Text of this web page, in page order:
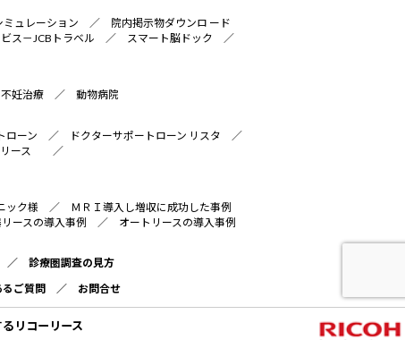
ュレーション ／ 院内掲示物ダウンロ ード
ス－JCBトラベル ／ スマート脳ドック ／
不妊治療 ／ 動物病院
ローン ／ ドクターサポートローン リスタ ／
ース ／
ック様 ／
ＭＲＩ導入し増収に成功した事例
ースの導入事例 ／ オートリースの導入事例
／ 診療圏調査の見方
ご質問 ／ お問合せ
リコーリース